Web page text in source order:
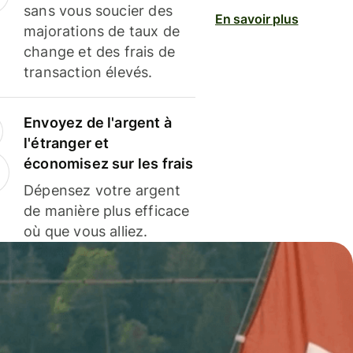
sans vous soucier des
majorations de taux de
change et des frais de
transaction élevés.
Envoyez de l'argent à
l'étranger et
économisez sur les frais
Dépensez votre argent
de manière plus efficace
où que vous alliez.
En savoir plus